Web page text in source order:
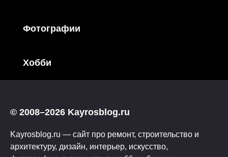
Фотографии
Хобби
© 2008–2026 Kayrosblog.ru
Kayrosblog.ru — сайт про ремонт, строительство и
архитектуру, дизайн, интерьер, искусство,